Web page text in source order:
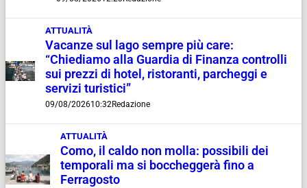
ATTUALITÀ
Vacanze sul lago sempre più care:
“Chiediamo alla Guardia di Finanza controlli
sui prezzi di hotel, ristoranti, parcheggi e
servizi turistici”
09/08/202610:32Redazione
ATTUALITÀ
Como, il caldo non molla: possibili dei
temporali ma si boccheggerà fino a
Ferragosto